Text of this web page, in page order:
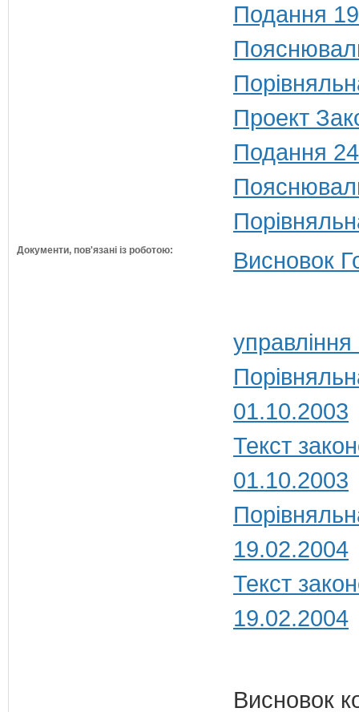
Подання
Проект
Подання
Документи, пов'язані із роботою: Висновок
01.10.2003
Текст
01.10.2003
19.02.2004
Текст
19.02.2004
Висновок